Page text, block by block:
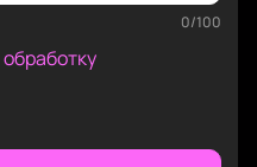
0/100
обработку